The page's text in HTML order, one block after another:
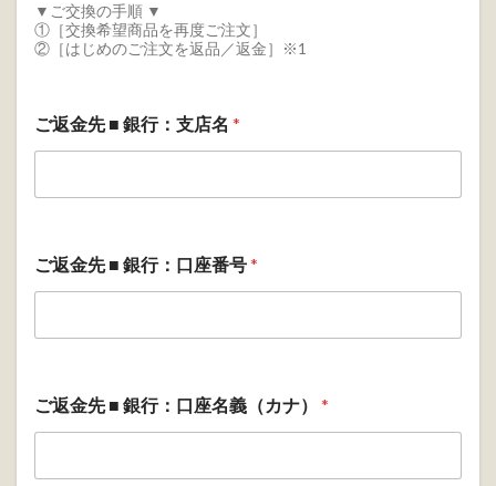
▼ご交換の手順 ▼
①［交換希望商品を再度ご注文］
②［はじめのご注文を返品／返金］※1
ご返金先 ■ 銀行：支店名 *
ご返金先 ■ 銀行：口座番号*
ご返金先 ■ 銀行：口座名義（カナ） *